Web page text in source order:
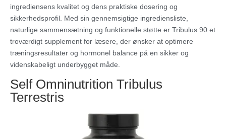
ingrediensens kvalitet og dens praktiske dosering og
sikkerhedsprofil. Med sin gennemsigtige ingrediensliste,
naturlige sammensætning og funktionelle støtte er Tribulus 90 et
troværdigt supplement for læsere, der ønsker at optimere
træningsresultater og hormonel balance på en sikker og
videnskabeligt underbygget måde.
Self Omninutrition Tribulus
Terrestris